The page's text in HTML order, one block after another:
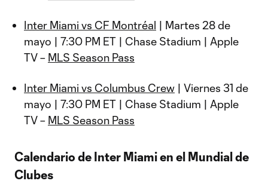
Inter Miami vs CF Montréal | Martes 28 de
mayo | 7:30 PM ET | Chase Stadium | Apple
TV – MLS Season Pass
Inter Miami vs Columbus Crew | Viernes 31 de
mayo | 7:30 PM ET | Chase Stadium | Apple
TV – MLS Season Pass
Calendario de Inter Miami en el Mundial de
Clubes